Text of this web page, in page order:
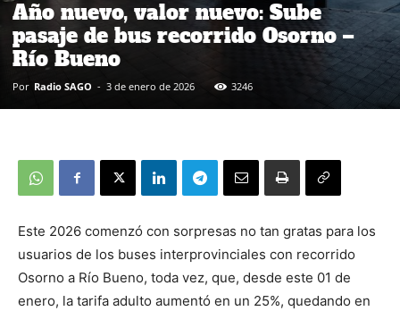
Año nuevo, valor nuevo: Sube
pasaje de bus recorrido Osorno –
Río Bueno
Por Radio SAGO - 3 de enero de 2026 3246
Este 2026 comenzó con sorpresas no tan gratas para los
usuarios de los buses interprovinciales con recorrido
Osorno a Río Bueno, toda vez, que, desde este 01 de
enero, la tarifa adulto aumentó en un 25%, quedando en